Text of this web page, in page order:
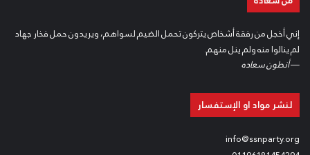
إني أخجل من رفقة أشخاص يتركون تحمل الضيم لسواهم، ويريدون حمل فخار جهاد
لم ينالوا منه ولم ينل منهم.
—أنطون سعاده
لنشر مواد او الإستفسار
info@ssnparty.org